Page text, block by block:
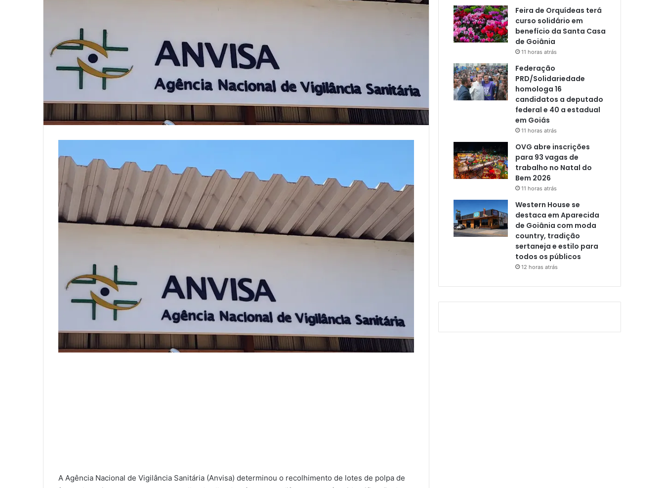
A Agência Nacional de Vigilância Sanitária (Anvisa) determinou o recolhimento de lotes de polpa de
Feira de Orquídeas terá
curso solidário em
benefício da Santa Casa
de Goiânia
11 horas atrás
Federação
PRD/Solidariedade
homologa 16
candidatos a deputado
federal e 40 a estadual
em Goiás
11 horas atrás
OVG abre inscrições
para 93 vagas de
trabalho no Natal do
Bem 2026
11 horas atrás
Western House se
destaca em Aparecida
de Goiânia com moda
country, tradição
sertaneja e estilo para
todos os públicos
12 horas atrás